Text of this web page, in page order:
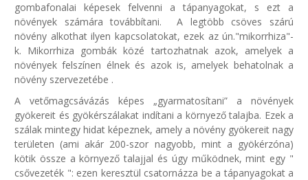
gombafonalai képesek felvenni a tápanyagokat, s ezt a
növények számára továbbítani. A legtöbb csöves szárú
növény alkothat ilyen kapcsolatokat, ezek az ún."mikorrhiza"-
k. Mikorrhiza gombák közé tartozhatnak azok, amelyek a
növények felszínen élnek és azok is, amelyek behatolnak a
növény szervezetébe .
A vetőmagcsávázás képes „gyarmatosítani” a növények
gyökereit és gyökérszálakat indítani a környező talajba. Ezek a
szálak mintegy hidat képeznek, amely a növény gyökereit nagy
területen (ami akár 200-szor nagyobb, mint a gyökérzóna)
kötik össze a környező talajjal és úgy működnek, mint egy "
csővezeték ": ezen keresztül csatornázza be a tápanyagokat a